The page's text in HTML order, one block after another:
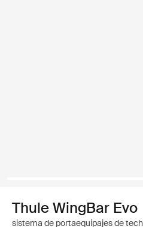
Thule WingBar Evo
sistema de portaequipajes de